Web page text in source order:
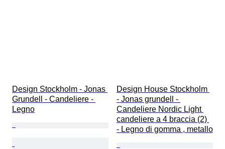
Design Stockholm - Jonas
Grundell - Candeliere -
Legno
Design House Stockholm
- Jonas grundell -
Candeliere Nordic Light
candeliere a 4 braccia (2)
- Legno di gomma , metallo